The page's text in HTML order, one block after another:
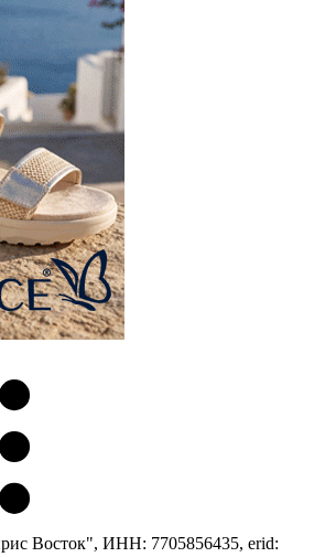
Восток", ИНН: 7705856435, erid: